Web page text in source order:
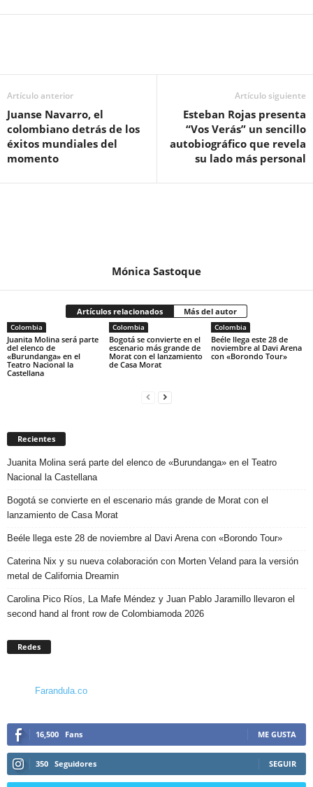
Artículo anterior
Juanse Navarro, el
colombiano detrás de los
éxitos mundiales del
momento
Artículo siguiente
Esteban Rojas presenta
“Vos Verás” un sencillo
autobiográfico que revela
su lado más personal
Mónica Sastoque
Artículos relacionados Más del autor
Colombia
Juanita Molina será parte
del elenco de
«Burundanga» en el
Teatro Nacional la
Castellana
Colombia
Bogotá se convierte en el
escenario más grande de
Morat con el lanzamiento
de Casa Morat
Colombia
Beéle llega este 28 de
noviembre al Davi Arena
con «Borondo Tour»
Recientes
Juanita Molina será parte del elenco de «Burundanga» en el Teatro
Nacional la Castellana
Bogotá se convierte en el escenario más grande de Morat con el
lanzamiento de Casa Morat
Beéle llega este 28 de noviembre al Davi Arena con «Borondo Tour»
Caterina Nix y su nueva colaboración con Morten Veland para la versión
metal de California Dreamin
Carolina Pico Ríos, La Mafe Méndez y Juan Pablo Jaramillo llevaron el
second hand al front row de Colombiamoda 2026
Redes
Farandula.co
16,500 Fans ME GUSTA
350 Seguidores SEGUIR